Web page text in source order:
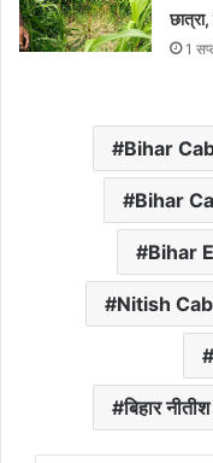
1
Bihar
Bihar
Bihar
Nitish
बिहार